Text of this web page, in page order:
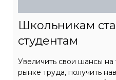
Школьникам
студентам
Увеличить свои шансы на
рынке труда, получить